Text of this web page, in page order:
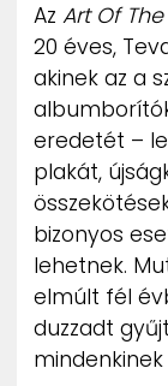
Az Art Of
20 éves,
akinek az a
eredetét –
plakát,
bizonyos
lehetnek.
elmúlt fél
duzzadt